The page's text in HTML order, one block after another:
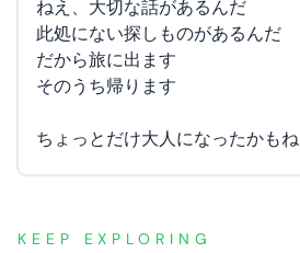
ねえ、大切な話があるんだ
此処にない探しものがあるんだ
だから旅に出ます
そのうち帰ります
ちょっとだけ大人になったかもね
KEEP EXPLORING